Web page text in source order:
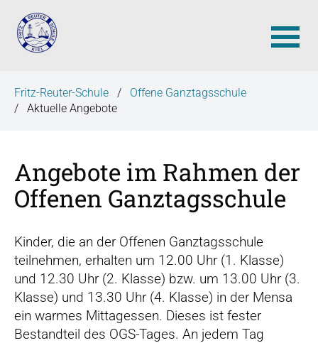
Fritz-Reuter-Schule
Offene Ganztagsschule
Aktuelle Angebote
Angebote im Rahmen der
Offenen Ganztagsschule
Kinder, die an der Offenen Ganztagsschule
teilnehmen, erhalten um 12.00 Uhr (1. Klasse)
und 12.30 Uhr (2. Klasse) bzw. um 13.00 Uhr (3.
Klasse) und 13.30 Uhr (4. Klasse) in der Mensa
ein warmes Mittagessen. Dieses ist fester
Bestandteil des OGS-Tages. An jedem Tag